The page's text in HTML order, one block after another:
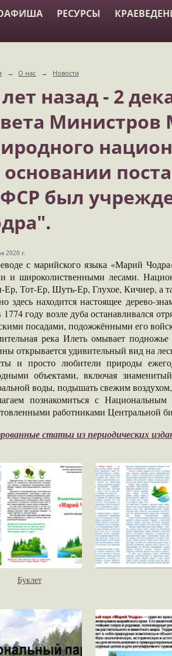
РЕСУРСЫ
→ О нас → Новости
назад - 2
Министров
основании
был
2020 г.
с марийского языка «Марий
и широколиственными лесами.
Ер, Тот-Ер, Шуть-Ер, Глухое, Кичиер, а
здесь находится настоящее дерево-
году возле дуба останавливался
посадами, подожжёнными его
река Илеть омывает
открывается удивительный вид на
и просто любители природы
объектами, включая
воды, подышать свежим
познакомиться с
работниками Центральной
статьи из периодических
Буклет